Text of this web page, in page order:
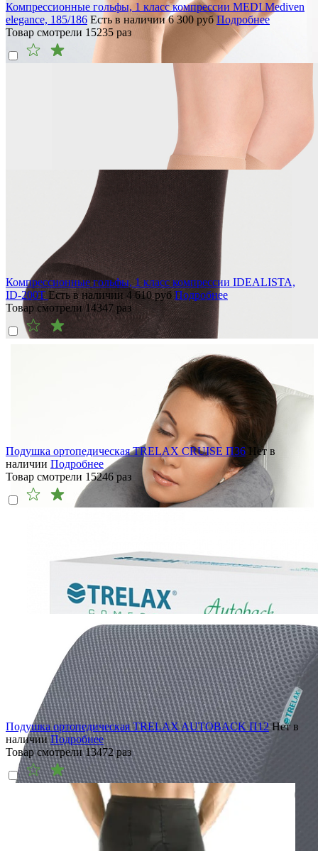
Компрессионные гольфы, 1 класс компрессии MEDI Mediven
elegance, 185/186 Есть в наличии 6 300 руб Подробнее
Товар смотрели 15235 раз
Компрессионные гольфы, 1 класс компрессии IDEALISTA,
ID-200TЕсть в наличии 4 610руб Подробнее
Товар смотрели14347 раз
Подушка ортопедическая TRELAX CRUISE П36 Нет в
наличии Подробнее
Товар смотрели 15246 раз
Подушка ортопедическая TRELAX AUTOBACK П12 Нет в
наличии Подробнее
Товар смотрели13472раз